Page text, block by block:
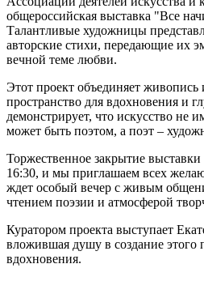
общероссийская выставка "Все
Талантливые художницы
авторские стихи, передающие их
вечной теме любви.
Этот проект объединяет живопись
пространство для вдохновения и
демонстрирует, что искусство не
может быть поэтом, а поэт –
Торжественное закрытие выставки
16:30, и мы приглашаем всех
ждет особый вечер с живым
чтением поэзии и атмосферой
Куратором проекта выступает
вложившая душу в создание этого
вдохновения.